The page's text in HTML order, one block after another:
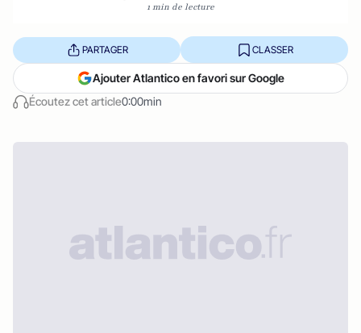
1 min de lecture
Écoutez cet article0:00min
PARTAGER CLASSER
Ajouter Atlantico en favori sur Google